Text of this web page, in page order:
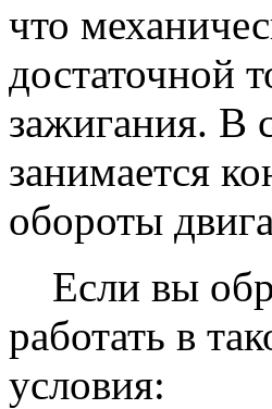
что
достаточной
зажигания. В
занимается
обороты
Если вы
работать в
условия: